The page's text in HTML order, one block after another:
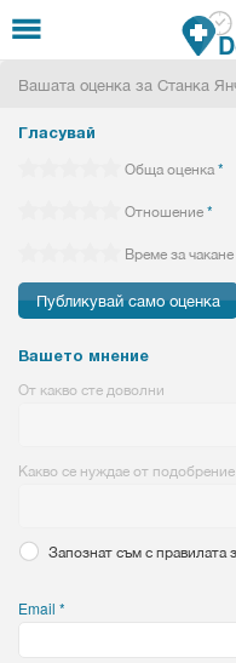
Премини към основното
Вашата оценка за Станка
Гласувай
Обща оценка*
Отношение*
Време за чакане
Вашето мнение
От какво сте доволни
Какво се нуждае от подобрение
Запознат съм с правилата
Email *